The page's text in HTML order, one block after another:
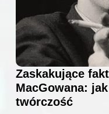
Zaskakujące
MacGowana:
twórczość